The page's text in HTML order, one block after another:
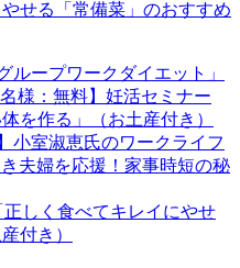
せる「常備菜」のおすすめ
ループワークダイエット」
様：無料】妊活セミナー
を作る」（お土産付き）
小室淑恵氏のワークライフ
夫婦を応援！家事時短の秘
正しく食べてキレイにやせ
付き）